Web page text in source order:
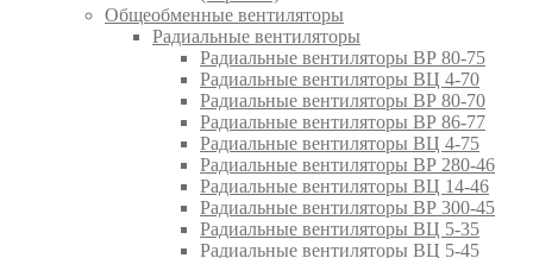
Общеобменные вентиляторы
Радиальные вентиляторы
Радиальные вентиляторы ВР 80-75
Радиальные вентиляторы ВЦ 4-70
Радиальные вентиляторы ВР 80-70
Радиальные вентиляторы ВР 86-77
Радиальные вентиляторы ВЦ 4-75
Радиальные вентиляторы ВР 280-46
Радиальные вентиляторы ВЦ 14-46
Радиальные вентиляторы ВР 300-45
Радиальные вентиляторы ВЦ 5-35
Радиальные вентиляторы ВЦ 5-45